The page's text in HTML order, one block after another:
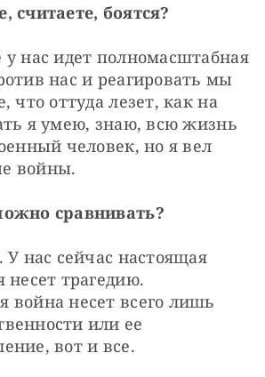
считаете, боятся?
нас идет полномасштабная
нас и реагировать мы
что оттуда лезет, как на
я умею, знаю, всю жизнь
человек, но я вел
войны.
сравнивать?
нас сейчас настоящая
несет трагедию.
война несет всего лишь
или ее
вот и все.